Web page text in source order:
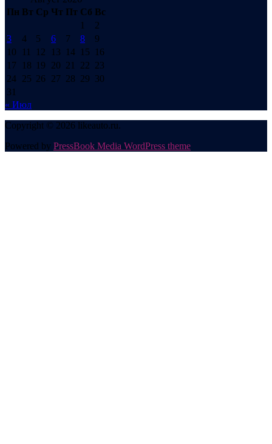
Пн Вт Ср Чт Пт Сб Вс
1
2
3
4 5 6 7 8
9
10
11 12 13 14 15
16
17
18 19 20 21 22 23
24 25 26 27 28 29 30
31
« Июл
Copyright © 2026 likeauto.ru.
Powered by PressBook Media WordPress theme